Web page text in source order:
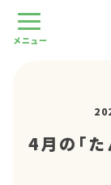
4月の｢た